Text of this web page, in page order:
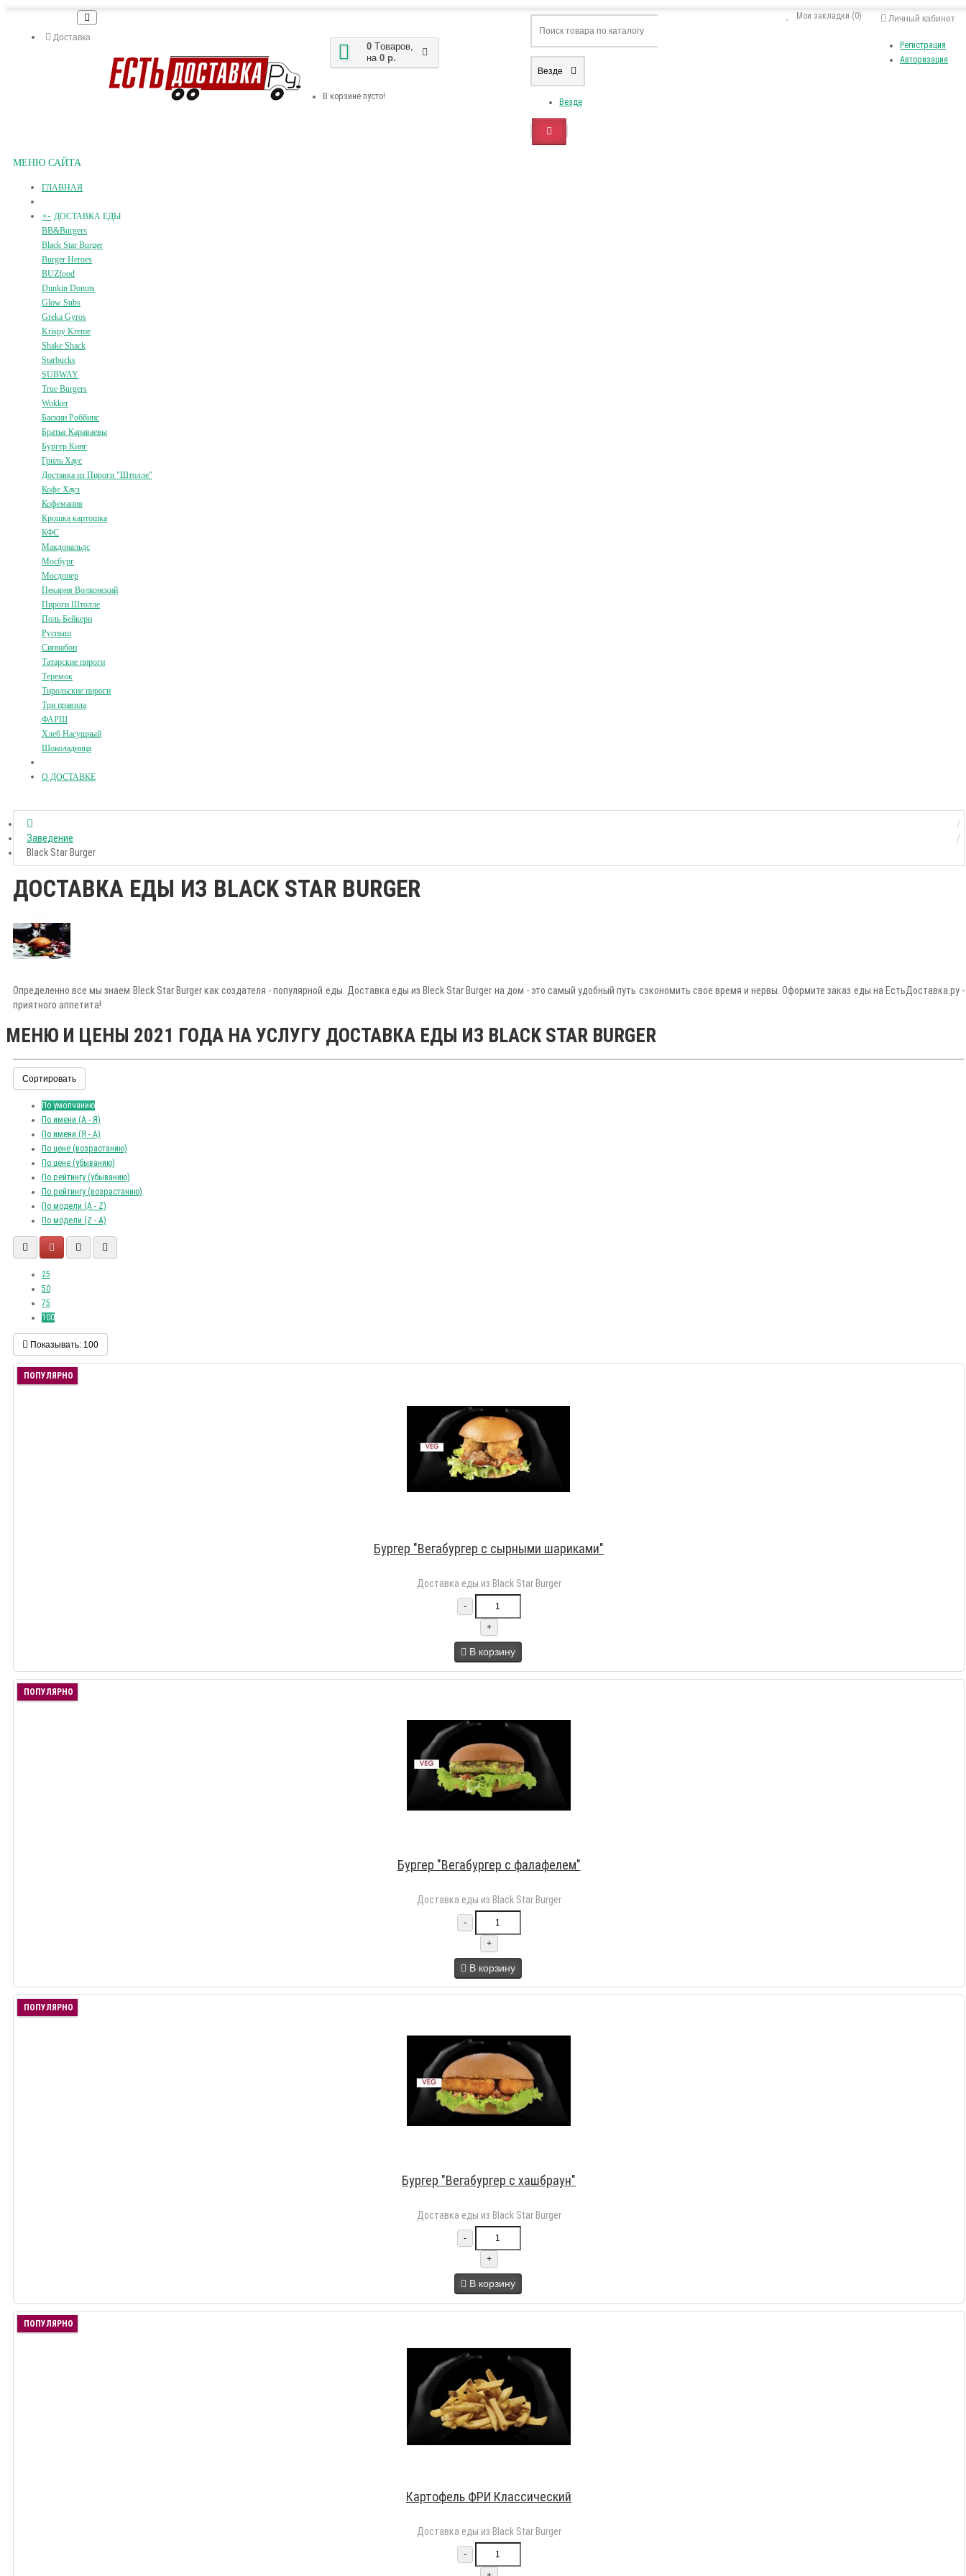
Доставка
Личный кабинет
Регистрация
Авторизация
Мои закладки (0)
0 Tоваров,
на 0 р.
В корзине пусто!
Везде
Везде
МЕНЮ САЙТА
ГЛАВНАЯ
+- ДОСТАВКА ЕДЫ
BB&Burgers
Black Star Burger
Burger Heroes
BUZfood
Dunkin Donuts
Glow Subs
Greka Gyros
Krispy Kreme
Shake Shack
Starbucks
SUBWAY
True Burgers
Wokker
Баскин Роббинс
Братья Караваевы
Бургер Кинг
Гриль Хаус
Доставка из Пироги "Штолле"
Кофе Хауз
Кофемания
Крошка картошка
КФС
Макдональдс
Мосбург
Мосдонер
Пекарня Волконский
Пироги Штолле
Поль Бейкери
Руспыш
Синнабон
Татарские пироги
Теремок
Тирольские пироги
Три правила
ФАРШ
Хлеб Насущный
Шоколадница
О ДОСТАВКЕ
Заведение
Black Star Burger
ДОСТАВКА ЕДЫ ИЗ BLACK STAR BURGER
Определенно все мы знаем Bleck Star Burger как создателя - популярной еды. Доставка еды из Bleck Star Burger на дом - это самый удобный путь сэкономить свое время и нервы. Оформите заказ еды на ЕстьДоставка.ру -
приятного аппетита!
МЕНЮ И ЦЕНЫ 2021 ГОДА НА УСЛУГУ ДОСТАВКА ЕДЫ ИЗ BLACK STAR BURGER
Сортировать
По умолчанию
По имени (A - Я)
По имени (Я - A)
По цене (возрастанию)
По цене (убыванию)
По рейтингу (убыванию)
По рейтингу (возрастанию)
По модели (A - Z)
По модели (Z - A)
25
50
75
100
Показывать: 100
ПОПУЛЯРНО
Бургер "Вегабургер с сырными шариками"
Доставка еды из Black Star Burger
-
+
В корзину
ПОПУЛЯРНО
Бургер "Вегабургер с фалафелем"
Доставка еды из Black Star Burger
-
+
В корзину
ПОПУЛЯРНО
Бургер "Вегабургер с хашбраун"
Доставка еды из Black Star Burger
-
+
В корзину
ПОПУЛЯРНО
Картофель ФРИ Классический
Доставка еды из Black Star Burger
-